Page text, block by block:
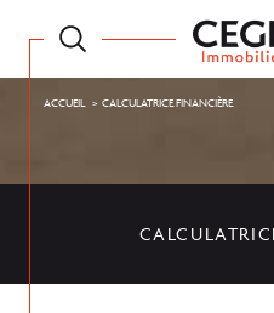
ACCUEIL CALCULATRICE FINANCIÈRE